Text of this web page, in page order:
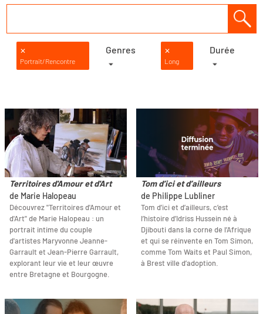
✕
Portrait/Rencontre
Genres
✕
Long
Durée
Territoires d'Amour et d'Art
de Marie Halopeau
Découvrez "Territoires d'Amour et
d'Art" de Marie Halopeau : un
portrait intime du couple
d'artistes Maryvonne Jeanne-
Garrault et Jean-Pierre Garrault,
explorant leur vie et leur œuvre
entre Bretagne et Bourgogne.
Tom d’ici et d’ailleurs
de Philippe Lubliner
Tom d’ici et d’ailleurs, c’est
l’histoire d’Idriss Hussein né à
Djibouti dans la corne de l’Afrique
et qui se réinvente en Tom Simon,
comme Tom Waits et Paul Simon,
à Brest ville d’adoption.